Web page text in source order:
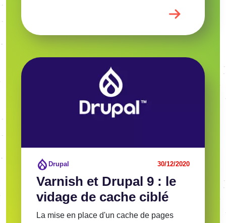
Varnish et Drupal 9 : le
vidage de cache ciblé
Drupal 30/12/2020
La mise en place d'un cache de pages
Voir l'article
Image